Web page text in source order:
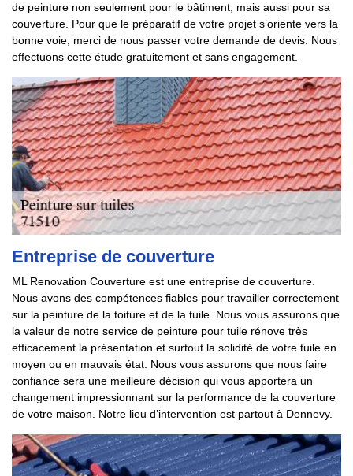
de peinture non seulement pour le bâtiment, mais aussi pour sa
couverture. Pour que le préparatif de votre projet s’oriente vers la
bonne voie, merci de nous passer votre demande de devis. Nous
effectuons cette étude gratuitement et sans engagement.
Entreprise de couverture
ML Renovation Couverture est une entreprise de couverture.
Nous avons des compétences fiables pour travailler correctement
sur la peinture de la toiture et de la tuile. Nous vous assurons que
la valeur de notre service de peinture pour tuile rénove très
efficacement la présentation et surtout la solidité de votre tuile en
moyen ou en mauvais état. Nous vous assurons que nous faire
confiance sera une meilleure décision qui vous apportera un
changement impressionnant sur la performance de la couverture
de votre maison. Notre lieu d’intervention est partout à Dennevy.